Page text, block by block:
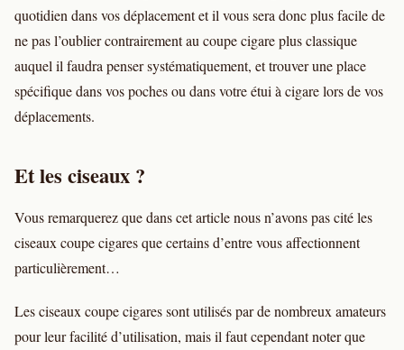
quotidien dans vos déplacement et il vous sera donc plus facile de
ne pas l’oublier contrairement au coupe cigare plus classique
auquel il faudra penser systématiquement, et trouver une place
spécifique dans vos poches ou dans votre étui à cigare lors de vos
déplacements.
Et les ciseaux ?
Vous remarquerez que dans cet article nous n’avons pas cité les
ciseaux coupe cigares que certains d’entre vous affectionnent
particulièrement…
Les ciseaux coupe cigares sont utilisés par de nombreux amateurs
pour leur facilité d’utilisation, mais il faut cependant noter que